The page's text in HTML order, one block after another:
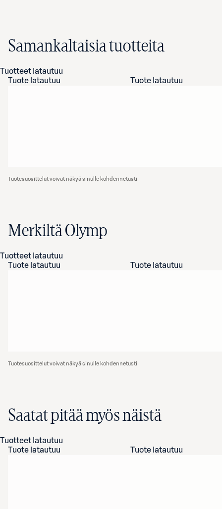
Samankaltaisia tuotteita
Tuotteet latautuu
Tuote latautuu
Tuote latautuu
Tuotesuosittelut voivat näkyä sinulle kohdennetusti
Merkiltä Olymp
Tuotteet latautuu
Tuote latautuu
Tuote latautuu
Tuotesuosittelut voivat näkyä sinulle kohdennetusti
Saatat pitää myös näistä
Tuotteet latautuu
Tuote latautuu
Tuote latautuu